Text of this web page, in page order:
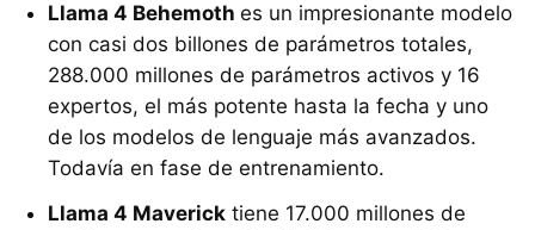
Llama 4 Behemoth es un impresionante modelo
con casi dos billones de parámetros totales,
288.000 millones de parámetros activos y 16
expertos, el más potente hasta la fecha y uno
de los modelos de lenguaje más avanzados.
Todavía en fase de entrenamiento.
Llama 4 Maverick tiene 17.000 millones de